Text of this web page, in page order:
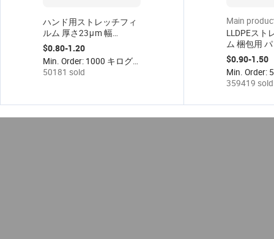
ハンド用ストレッチフィ
ルム 厚さ23μm 幅
500mm 梱包用ラップフ
ィルム パレット包装用
$0.80-1.20
50181 sold
Main
LLDPEスト
ム 梱包用
ングフィル
ラップロー
$0.90-1.50
359419 sold